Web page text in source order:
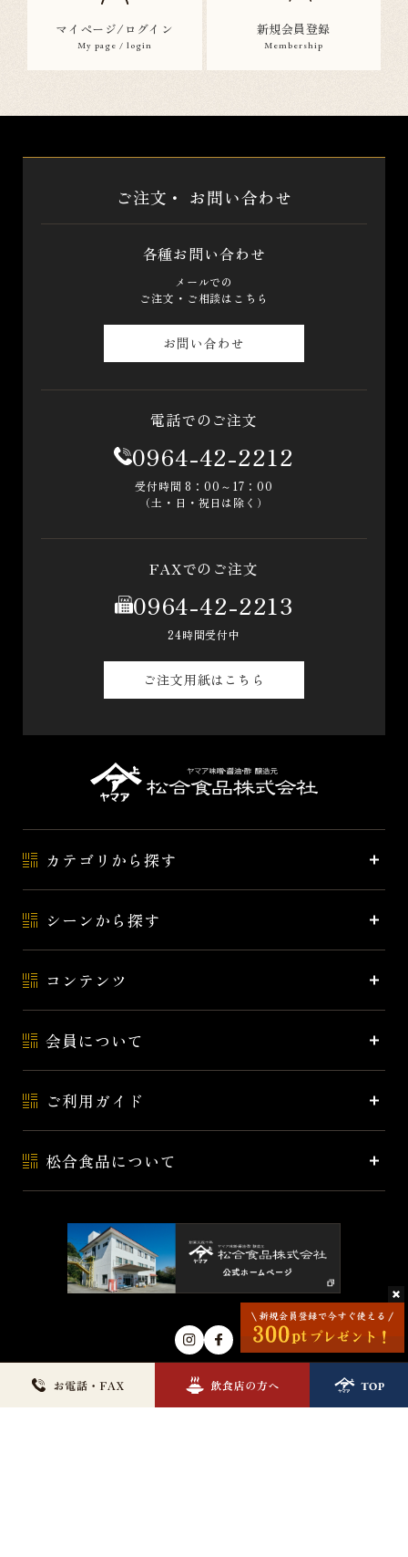
マイページ/ログイン
My page / login
新規会員登録
Membership
ご注文・ お問い合わせ
各種お問い合わせ
メールでの
ご注文・ご相談はこちら
お問い合わせ
電話でのご注文
0964-42-2212
受付時間 8：00～17：00
（土・日・祝日は除く）
FAXでのご注文
0964-42-2213
24時間受付中
ご注文用紙はこちら
カテゴリから探す
シーンから探す
コンテンツ
会員について
ご利用ガイド
松合食品について
© MATSUAI FOODS CORPORATION.